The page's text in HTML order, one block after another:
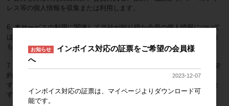
レス等の個人情報を収集または利用します。
6. 本サービスの利用に関連して当社が知り得た会員の個人情報について
は、別途当社が定める「個人情報の取り扱いについて」に従い取り扱う
ものとします。
7. 会員は、当社が、個人情報を当社と個人情報を対象とした秘密保持契
約を締結した当社の業務提携企業（以下、「当社提携企業」といいま
す）に開示、共有する場合があることをあらかじめ同意するものとしま
す。
お知らせ
インボイス対応の証票をご希望の会員様
へ
2023-12-07
インボイス対応の証票は、マイページよりダウンロード可
能です。